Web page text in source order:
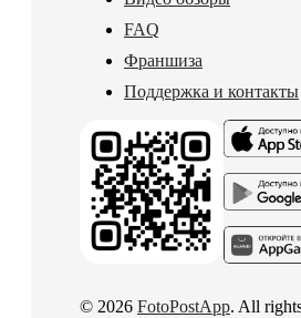
FAQ
Франшиза
Поддержка и контакты
© 2026 FotoPostApp. All